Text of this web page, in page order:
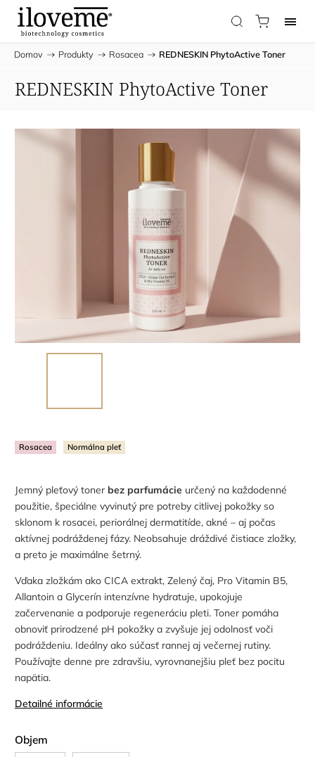
Domov / Produkty / Rosacea / REDNESKIN PhytoActive Toner
REDNESKIN PhytoActive Toner
Rosacea Normálna pleť
Jemný pleťový toner bez parfumácie určený na každodenné
použitie, špeciálne vyvinutý pre potreby citlivej pokožky so
sklonom k rosacei, periorálnej dermatitíde, akné – aj počas
aktívnej podráždenej fázy. Neobsahuje dráždivé čistiace zložky,
a preto je maximálne šetrný.
Vďaka zložkám ako CICA extrakt, Zelený čaj, Pro Vitamin B5,
Allantoin a Glycerín intenzívne hydratuje, upokojuje
začervenanie a podporuje regeneráciu pleti. Toner pomáha
obnoviť prirodzené pH pokožky a zvyšuje jej odolnosť voči
podráždeniu. Ideálny ako súčasť rannej aj večernej rutiny.
Používajte denne pre zdravšiu, vyrovnanejšiu pleť bez pocitu
napätia.
Detailné informácie
Objem